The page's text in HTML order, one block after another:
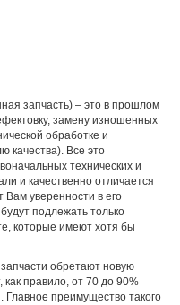
запчасть) – это в прошлом
замену изношенных
обработке и
качества). Все это
технических и
и качественно отличается
Вам уверенности в его
подлежать только
которые имеют хотя бы
обретают новую
как правило, от 70 до 90%
преимущество такого